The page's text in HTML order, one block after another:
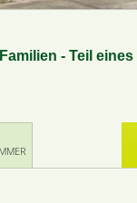
- Teil